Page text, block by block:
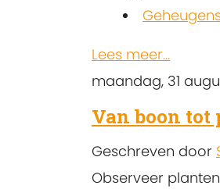
Lees meer...
maandag, 31
Van boon tot
Geschreven door
Observeer